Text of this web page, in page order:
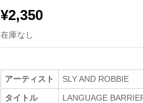
¥2,350
在庫なし
アーティスト
SLY AND ROBBIE
タイトル
LANGUAGE